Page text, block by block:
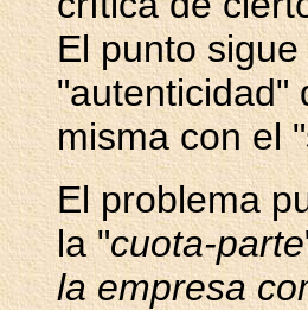
El punto
"autenticidad"
misma con el
El problema
la "cuota-parte
la empresa